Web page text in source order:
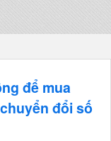
để mua
đổi số